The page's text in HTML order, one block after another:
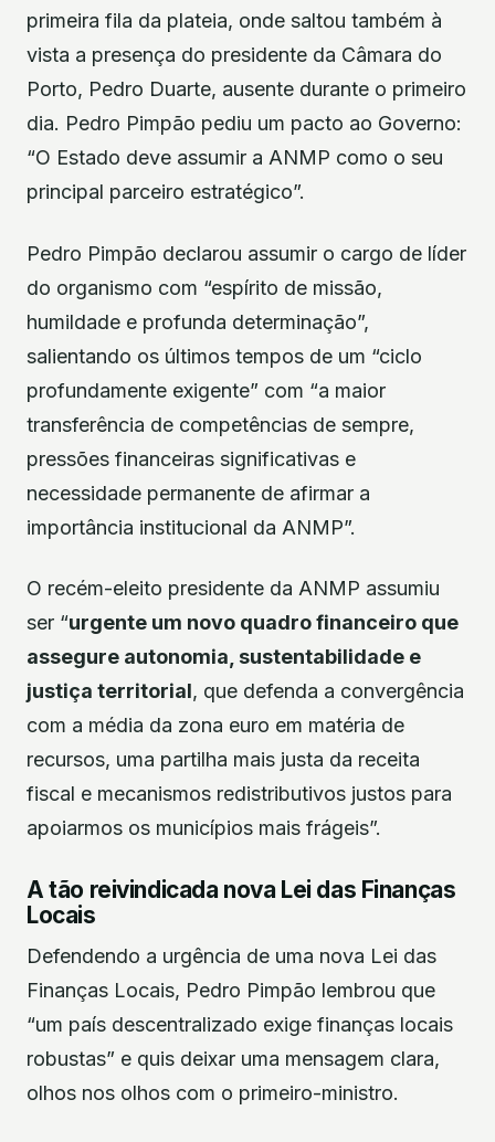
primeira fila da plateia, onde saltou também à
vista a presença do presidente da Câmara do
Porto, Pedro Duarte, ausente durante o primeiro
dia. Pedro Pimpão pediu um pacto ao Governo:
“O Estado deve assumir a ANMP como o seu
principal parceiro estratégico”.
Pedro Pimpão declarou assumir o cargo de líder
do organismo com “espírito de missão,
humildade e profunda determinação”,
salientando os últimos tempos de um “ciclo
profundamente exigente” com “a maior
transferência de competências de sempre,
pressões financeiras significativas e
necessidade permanente de afirmar a
importância institucional da ANMP”.
O recém-eleito presidente da ANMP assumiu
ser “urgente um novo quadro financeiro que
assegure autonomia, sustentabilidade e
justiça territorial, que defenda a convergência
com a média da zona euro em matéria de
recursos, uma partilha mais justa da receita
fiscal e mecanismos redistributivos justos para
apoiarmos os municípios mais frágeis”.
A tão reivindicada nova Lei das Finanças
Locais
Defendendo a urgência de uma nova Lei das
Finanças Locais, Pedro Pimpão lembrou que
“um país descentralizado exige finanças locais
robustas” e quis deixar uma mensagem clara,
olhos nos olhos com o primeiro-ministro.